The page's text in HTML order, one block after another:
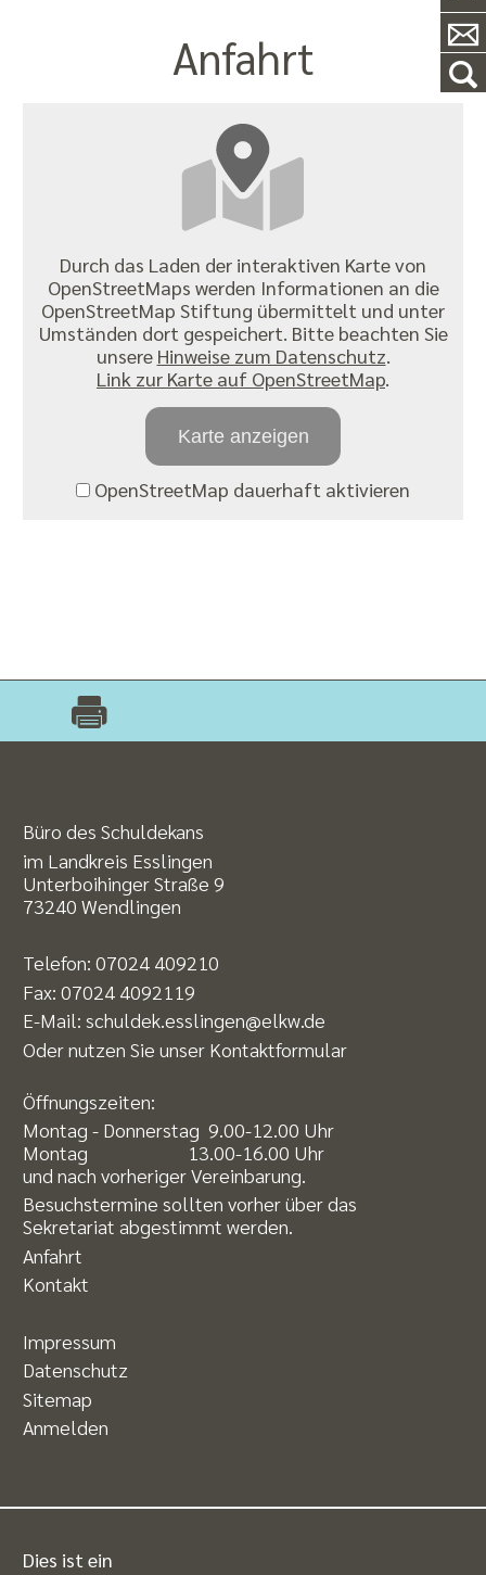
Anfahrt
Durch das Laden der interaktiven Karte von
OpenStreetMaps werden Informationen an die
OpenStreetMap Stiftung übermittelt und unter
Umständen dort gespeichert. Bitte beachten Sie
unsere Hinweise zum Datenschutz.
Link zur Karte auf OpenStreetMap.
Karte anzeigen
OpenStreetMap dauerhaft aktivieren
Büro des Schuldekans
im Landkreis Esslingen
Unterboihinger Straße 9
73240 Wendlingen
Telefon: 07024 409210
Fax: 07024 4092119
E-Mail: schuldek.esslingen@elkw.de
Oder nutzen Sie unser Kontaktformular
Öffnungszeiten:
Montag - Donnerstag 9.00-12.00 Uhr
Montag 13.00-16.00 Uhr
und nach vorheriger Vereinbarung.
Besuchstermine sollten vorher über das
Sekretariat abgestimmt werden.
Anfahrt
Kontakt
Impressum
Datenschutz
Sitemap
Anmelden
Dies ist ein